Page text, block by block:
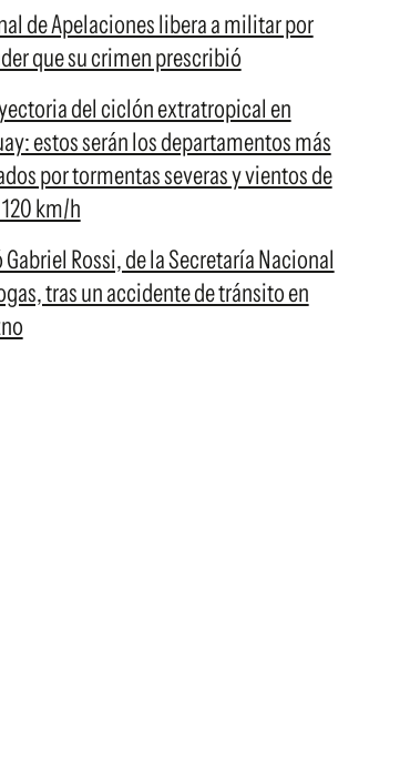
de Apelaciones libera a militar por
que su crimen prescribió
del ciclón extratropical en
estos serán los departamentos más
por tormentas severas y vientos de
km/h
Rossi, de la Secretaría Nacional
tras un accidente de tránsito en